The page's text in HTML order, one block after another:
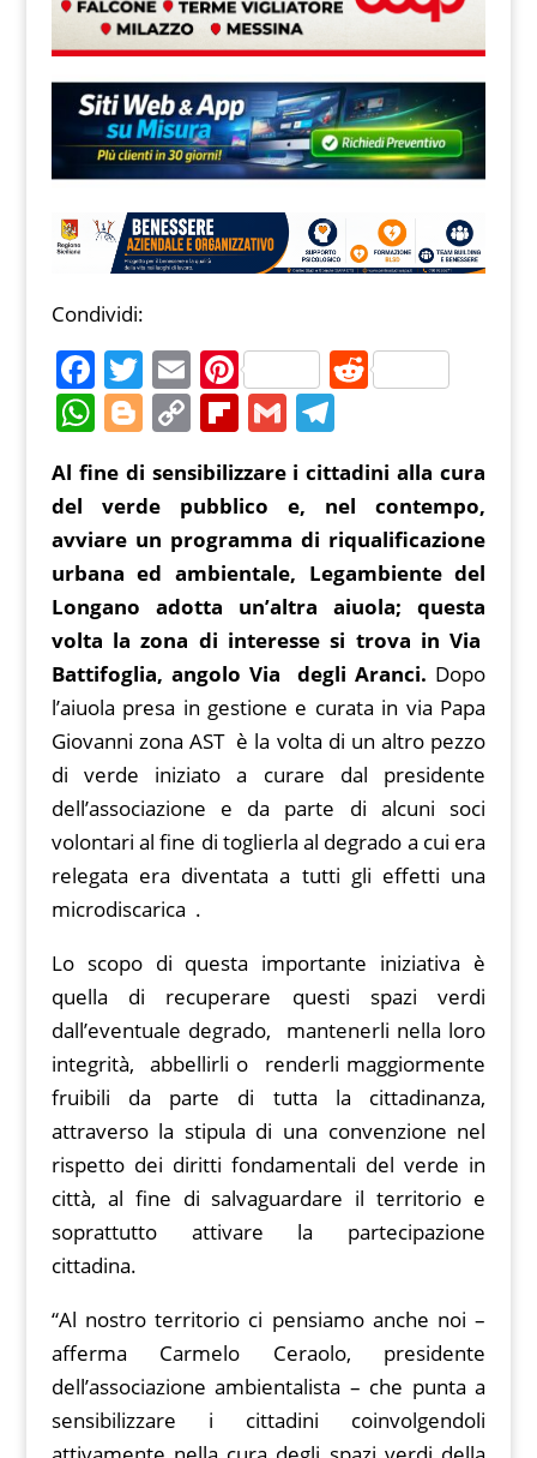
Condividi:
F
a
c
e
b
o
o
k
T
w
itt
er
E
m
ai
l
Pi
nt
er
e
st
R
di
t
W
at
s
A
p
p
Bl
o
g
g
er
C
o
p
y
Li
n
k
Fl
b
o
ar
d
G
m
ai
l
T
el
e
gr
a
m
Al fine di sensibilizzare i cittadini alla cura
del verde pubblico e, nel contempo,
avviare un programma di riqualificazione
urbana ed ambientale, Legambiente del
Longano adotta un’altra aiuola; questa
volta la zona di interesse si trova in Via
Battifoglia, angolo Via degli Aranci. Dopo
l’aiuola presa in gestione e curata in via Papa
Giovanni zona AST è la volta di un altro pezzo
di verde iniziato a curare dal presidente
dell’associazione e da parte di alcuni soci
volontari al fine di toglierla al degrado a cui era
relegata era diventata a tutti gli effetti una
microdiscarica .
Lo scopo di questa importante iniziativa è
quella di recuperare questi spazi verdi
dall’eventuale degrado, mantenerli nella loro
integrità, abbellirli o renderli maggiormente
fruibili da parte di tutta la cittadinanza,
attraverso la stipula di una convenzione nel
rispetto dei diritti fondamentali del verde in
città, al fine di salvaguardare il territorio e
soprattutto attivare la partecipazione
cittadina.
“Al nostro territorio ci pensiamo anche noi –
afferma Carmelo Ceraolo, presidente
dell’associazione ambientalista – che punta a
sensibilizzare i cittadini coinvolgendoli